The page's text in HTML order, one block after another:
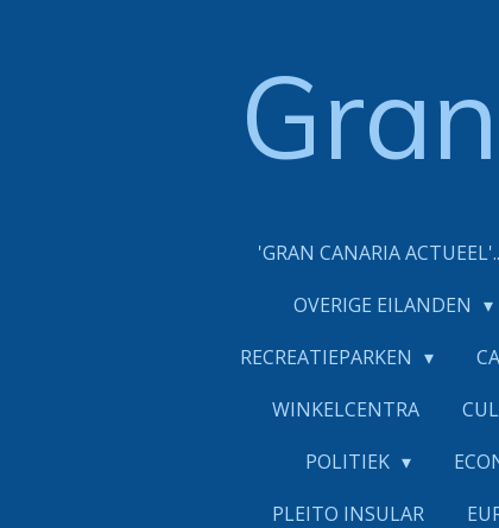
Gran
'GRAN CANARIA
OVERIGE EILANDEN
RECREATIEPARKEN
WINKELCENTRA
POLITIEK
PLEITO INSULAR